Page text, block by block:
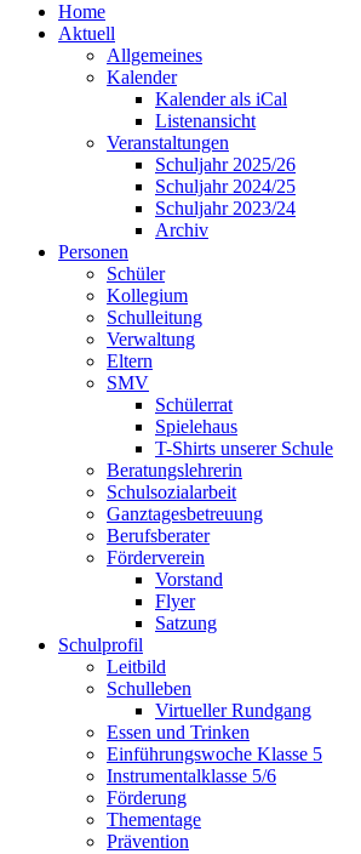
Home
Aktuell
Allgemeines
Kalender
Kalender als iCal
Listenansicht
Veranstaltungen
Schuljahr 2025/26
Schuljahr 2024/25
Schuljahr 2023/24
Archiv
Personen
Schüler
Kollegium
Schulleitung
Verwaltung
Eltern
SMV
Schülerrat
Spielehaus
T-Shirts unserer Schule
Beratungslehrerin
Schulsozialarbeit
Ganztagesbetreuung
Berufsberater
Förderverein
Vorstand
Flyer
Satzung
Schulprofil
Leitbild
Schulleben
Virtueller Rundgang
Essen und Trinken
Einführungswoche Klasse 5
Instrumentalklasse 5/6
Förderung
Thementage
Prävention